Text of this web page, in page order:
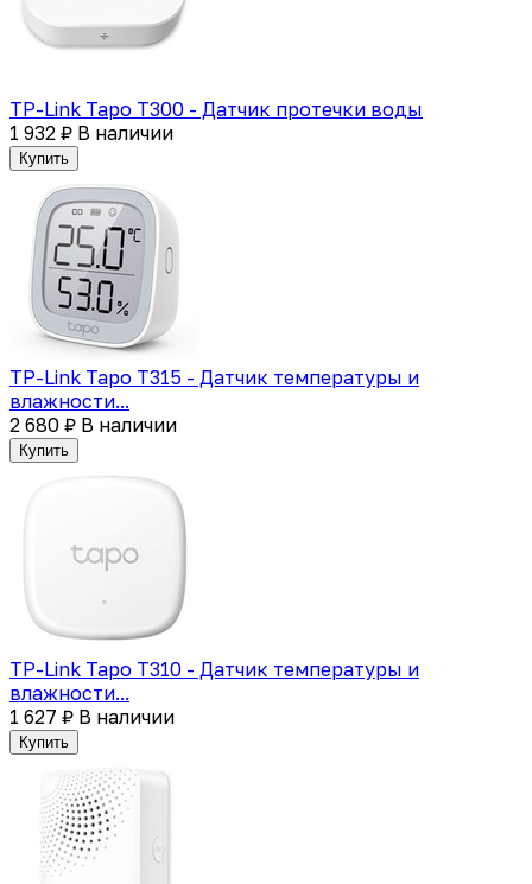
TP-Link Tapo T300 - Датчик протечки воды
1 932 ₽ В наличии
Купить
TP-Link Tapo T315 - Датчик температуры и
влажности...
2 680 ₽ В наличии
Купить
TP-Link Tapo T310 - Датчик температуры и
влажности...
1 627 ₽ В наличии
Купить